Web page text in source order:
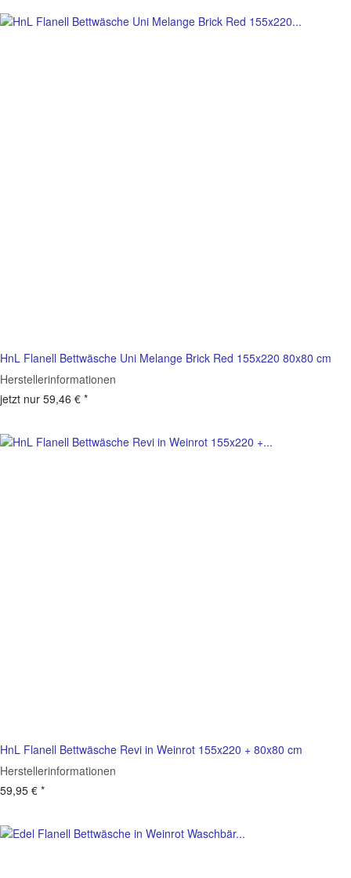
HnL Flanell Bettwäsche Uni Melange Brick Red 155x220 80x80 cm
Herstellerinformationen
jetzt nur 59,46 € *
HnL Flanell Bettwäsche Revi in Weinrot 155x220 + 80x80 cm
Herstellerinformationen
59,95 € *